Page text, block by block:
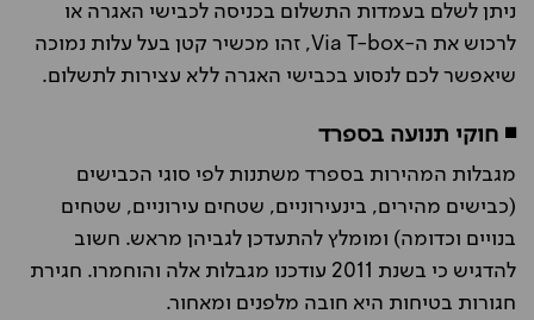
ניתן לשלם בעמדות התשלום בכניסה לכבישי האגרה או
לרכוש את ה-Via T-box, זהו מכשיר קטן בעל עלות נמוכה
שיאפשר לכם לנסוע בכבישי האגרה ללא עצירות לתשלום.
◾ חוקי תנועה בספרד
מגבלות המהירות בספרד משתנות לפי סוגי הכבישים
(כבישים מהירים, בינעירוניים, שטחים עירוניים, שטחים
בנויים וכדומה) ומומלץ להתעדכן לגביהן מראש. חשוב
להדגיש כי בשנת 2011 עודכנו מגבלות אלה והוחמרו. חגירת
חגורות בטיחות היא חובה מלפנים ומאחור.